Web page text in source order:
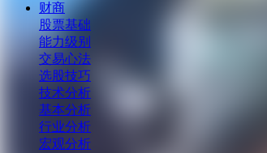
财商
股票基础
能力级别
交易心法
选股技巧
技术分析
基本分析
行业分析
宏观分析